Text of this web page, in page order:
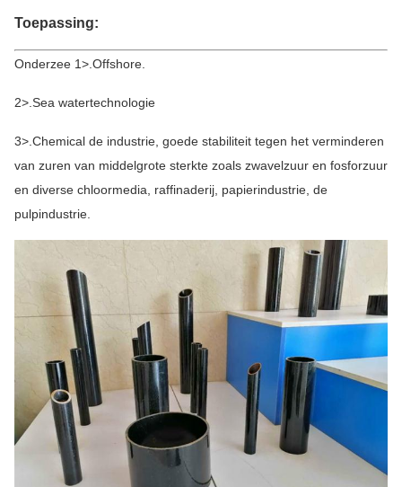
en moeten afhankelijk van de specifieke
Toepassing:
Onderzee 1>.Offshore.
2>.Sea watertechnologie
3>.Chemical de industrie, goede stabiliteit tegen het verminderen
van zuren van middelgrote sterkte zoals zwavelzuur en fosforzuur
en diverse chloormedia, raffinaderij, papierindustrie, de
pulpindustrie.